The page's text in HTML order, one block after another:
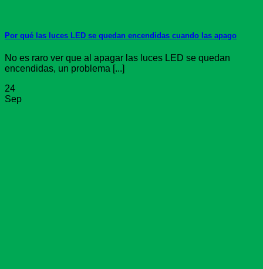
Por qué las luces LED se quedan encendidas cuando las apago
No es raro ver que al apagar las luces LED se quedan
encendidas, un problema [...]
24
Sep